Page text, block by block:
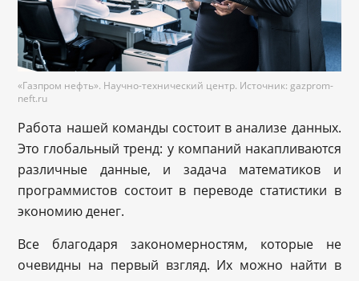
«Газпром нефть». Научно-технический центр. Источник: gazprom-
neft.ru
Работа нашей команды состоит в анализе данных.
Это глобальный тренд: у компаний накапливаются
различные данные, и задача математиков и
программистов состоит в переводе статистики в
экономию денег.
Все благодаря закономерностям, которые не
очевидны на первый взгляд. Их можно найти в